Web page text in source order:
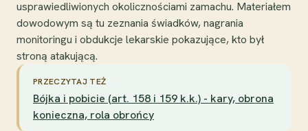
usprawiedliwionych okolicznościami zamachu. Materiałem
dowodowym są tu zeznania świadków, nagrania
monitoringu i obdukcje lekarskie pokazujące, kto był
stroną atakującą.
PRZECZYTAJ TEŻ
Bójka i pobicie (art. 158 i 159 k.k.) - kary, obrona
konieczna, rola obrońcy